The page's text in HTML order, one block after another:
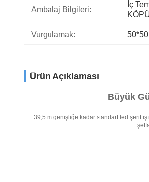
Ambalaj Bilgileri:
İç
Vurgulamak:
Ürün Açıklaması
Büyük
39,5 m genişliğe kadar standart led şerit